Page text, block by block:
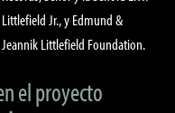
Littlefield Jr., y Edmund &
Jeannik Littlefield Foundation.
el proyecto